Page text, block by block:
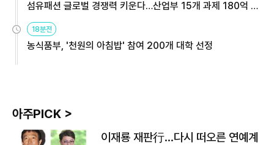
섬유패션 글로벌 경쟁력 키운다…산업부 15개 과제 180억 지
18분전
농식품부, '천원의 아침밥' 참여 200개 대학 선정
아주PICK >
이재룡 재판行…다시 떠오른 연예계